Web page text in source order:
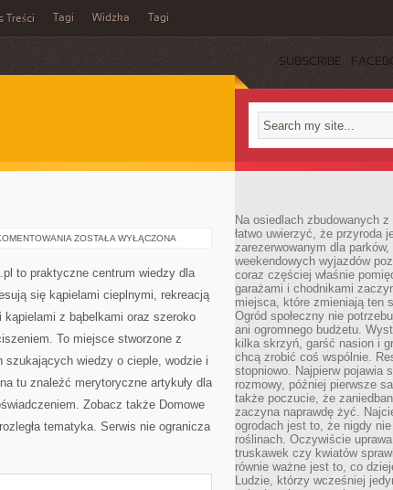
Treści Tagi Widzka Tagi
SUBSCRIBE
JACUZZI
ZOSTAŁA WYŁĄCZONA
to praktyczne centrum wiedzy dla
się kąpielami cieplnymi, rekreacją
kąpielami z bąbelkami oraz szeroko
To miejsce stworzone z
szukających wiedzy o cieple, wodzie i
tu znaleźć merytoryczne artykuły dla
Zobacz także Domowe
tematyka. Serwis nie ogranicza
Na osiedlach zbudowanych
łatwo uwierzyć, że przyroda
zarezerwowanym dla parków,
weekendowych wyjazdów
coraz częściej właśnie
garażami i chodnikami
miejsca, które zmieniają ten
Ogród społeczny nie
ani ogromnego budżetu.
kilka skrzyń, garść nasion i
chcą zrobić coś wspólnie.
stopniowo. Najpierw pojawia
rozmowy, później pierwsze
także poczucie, że
zaczyna naprawdę żyć.
ogrodach jest to, że nigdy
roślinach. Oczywiście uprawa
truskawek czy kwiatów
równie ważne jest to, co
Ludzie, którzy wcześniej